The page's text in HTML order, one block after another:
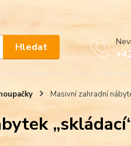
Hledat
Masivní zahradní